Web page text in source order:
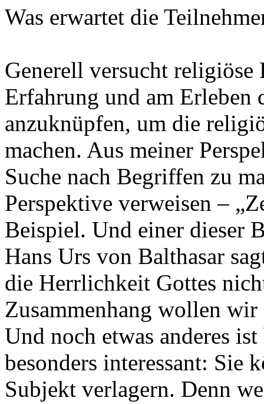
Was erwartet die
Generell versucht
Erfahrung und am Erleben
anzuknüpfen, um die
machen. Aus meiner
Suche nach Begriffen zu
Perspektive verweisen –
Beispiel. Und einer dieser
Hans Urs von Balthasar
die Herrlichkeit Gottes
Zusammenhang wollen
Und noch etwas anderes
besonders interessant: Sie
Subjekt verlagern. Denn